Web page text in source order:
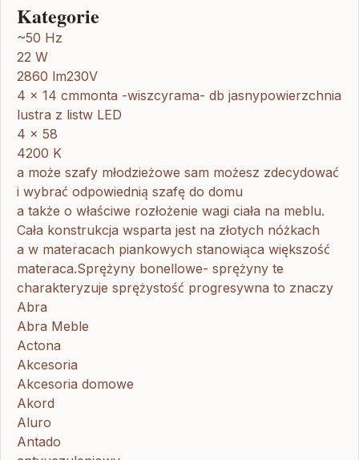
Kategorie
~50 Hz
22 W
2860 lm230V
4 x 14 cmmonta -wiszcyrama- db jasnypowierzchnia
lustra z listw LED
4 x 58
4200 K
a może szafy młodzieżowe sam możesz zdecydować
i wybrać odpowiednią szafę do domu
a także o właściwe rozłożenie wagi ciała na meblu.
Cała konstrukcja wsparta jest na złotych nóżkach
a w materacach piankowych stanowiąca większość
materaca.Sprężyny bonellowe- sprężyny te
charakteryzuje sprężystość progresywna to znaczy
Abra
Abra Meble
Actona
Akcesoria
Akcesoria domowe
Akord
Aluro
Antado